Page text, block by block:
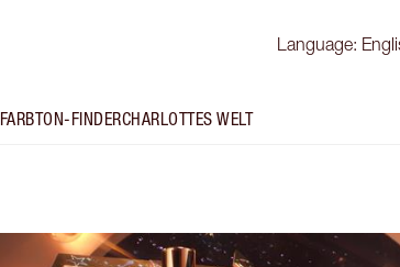
Language:
FARBTON-FINDERCHARLOTTES WELT